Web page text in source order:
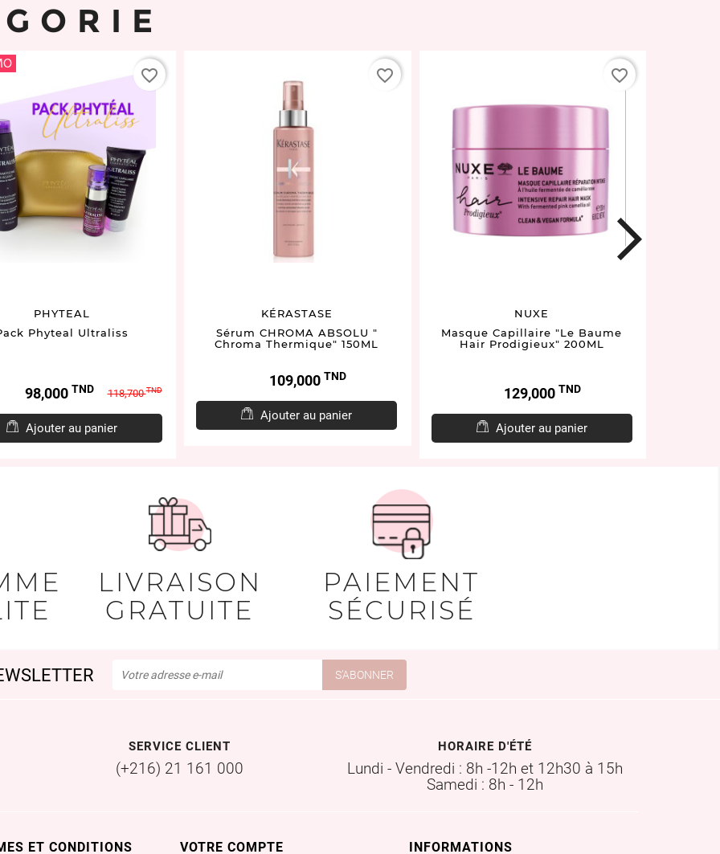
PHYTEAL
Phyteal Ultraliss
Prix98,000 TNDPrix
base
118,700TND
Ajouter au panier
favorite_border
KÉRASTASE
Sérum CHROMA ABSOLU "
Chroma Thermique" 150ML
Prix109,000 TND
Ajouter au panier
favorite_border
NUXE
Masque Capillaire "Le Baume
Hair Prodigieux" 200ML
Prix129,000 TND
Ajouter au panier
favorite_border
next
LIVRAISON
GRATUITE
PAIEMENT
SÉCURISÉ
SERVICE CLIENT
(+216) 21 161 000
HORAIRE D'ÉTÉ
Lundi - Vendredi : 8h -12h et 12h30 à 15h
Samedi : 8h - 12h
ET CONDITIONS VOTRE COMPTE INFORMATIONS